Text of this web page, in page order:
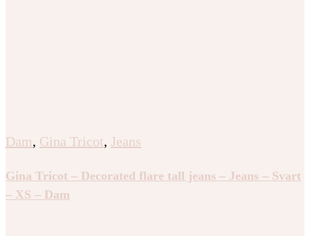
Dam, Gina Tricot, Jeans
Gina Tricot – Decorated flare tall jeans – Jeans – Svart
– XS – Dam